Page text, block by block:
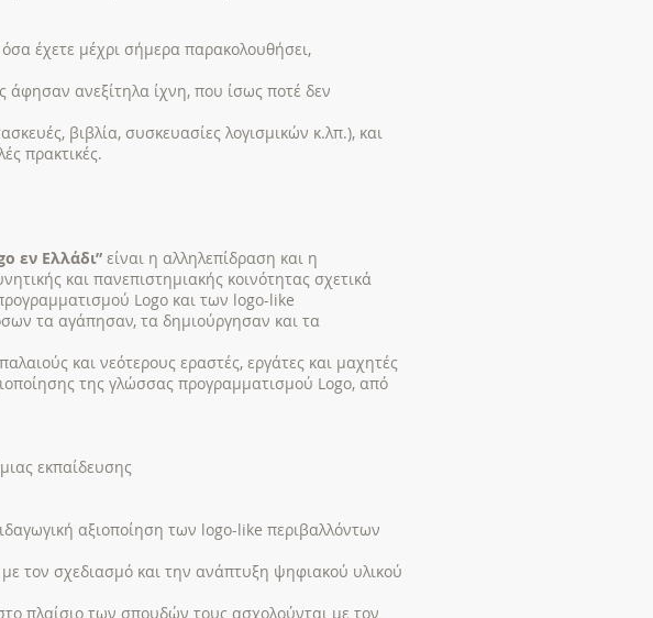
έχετε μέχρι σήμερα παρακολουθήσει,
άφησαν ανεξίτηλα ίχνη, που ίσως ποτέ δεν
βιβλία, συσκευασίες λογισμικών κ.λπ.), και
πρακτικές.
εν Ελλάδι” είναι η αλληλεπίδραση και η
και πανεπιστημιακής κοινότητας σχετικά
Logo και των logo-like
τα αγάπησαν, τα δημιούργησαν και τα
και νεότερους εραστές, εργάτες και μαχητές
της γλώσσας προγραμματισμού Logo, από
εκπαίδευσης
αξιοποίηση των logo-like περιβαλλόντων
τον σχεδιασμό και την ανάπτυξη ψηφιακού υλικού
πλαίσιο των σπουδών τους ασχολούνται με τον